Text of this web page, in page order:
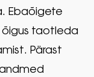
Ebaõigete
õigus taotleda
Pärast